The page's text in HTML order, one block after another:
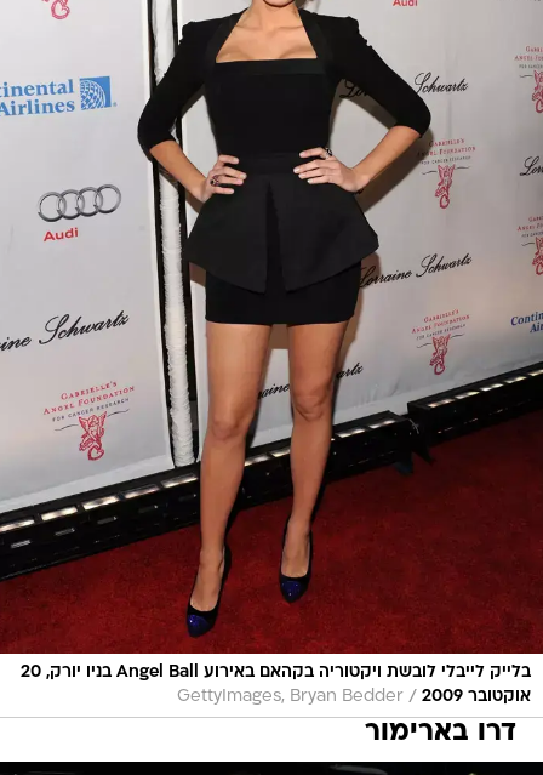
בלייק לייבלי לובשת ויקטוריה בקהאם באירוע Angel Ball בניו יורק, 20
אוקטובר 2009
/
GettyImages, Bryan Bedder
דרו בארימור